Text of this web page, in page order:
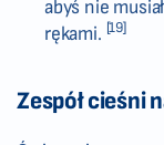
abyś nie
rękami. [19]
Zespół cieśni